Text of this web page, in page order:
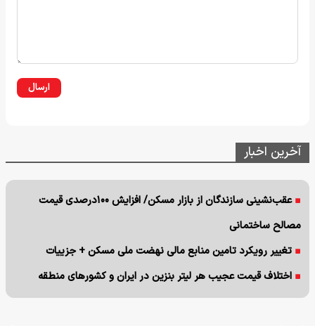
ارسال
آخرین اخبار
عقب‌نشینی سازندگان از بازار مسکن/ افزایش ۱۰۰درصدی قیمت
مصالح ساختمانی
تغییر رویکرد تامین منابع مالی نهضت ملی مسکن + جزییات
اختلاف قیمت عجیب هر لیتر بنزین در ایران و کشورهای منطقه